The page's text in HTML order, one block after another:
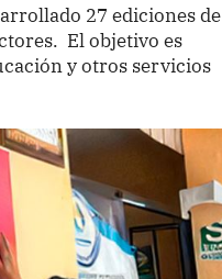
27 ediciones de
El objetivo es
y otros servicios